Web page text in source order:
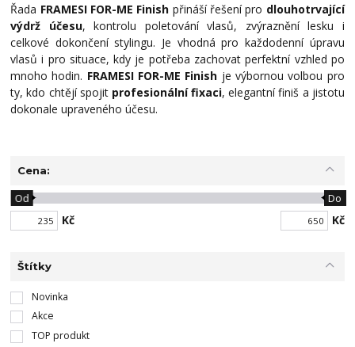
Řada FRAMESI FOR-ME Finish přináší řešení pro dlouhotrvající
výdrž účesu, kontrolu poletování vlasů, zvýraznění lesku i
celkové dokončení stylingu. Je vhodná pro každodenní úpravu
vlasů i pro situace, kdy je potřeba zachovat perfektní vzhled po
mnoho hodin. FRAMESI FOR-ME Finish je výbornou volbou pro
ty, kdo chtějí spojit profesionální fixaci, elegantní finiš a jistotu
dokonale upraveného účesu.
Cena:
Kč
Od Do
Kč
Štítky
Novinka
Akce
TOP produkt